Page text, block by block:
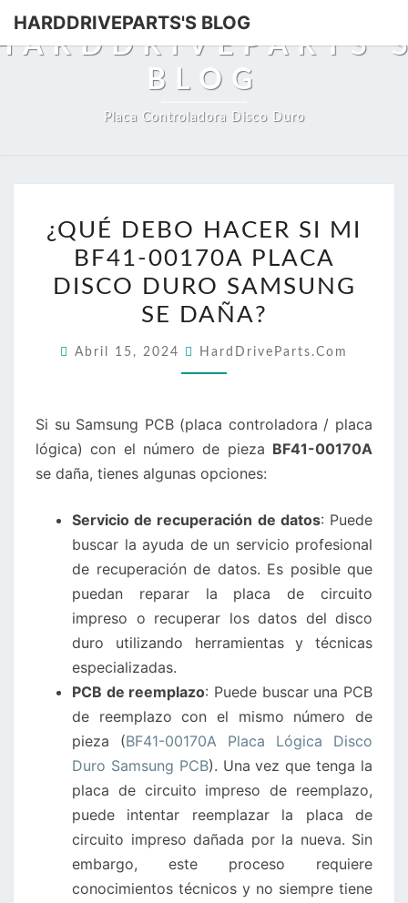
HARDDRIVEPARTS'S BLOG
BLOG
Placa Controladora Disco Duro
DEBO
HACER
SI
MI
00170A
DURO
SAMSUNG
SE
¿QUÉ DEBO HACER SI MI
BF41-00170A PLACA
DISCO DURO SAMSUNG
SE DAÑA?
Abril 15, 2024 HardDriveParts.com
Si su Samsung PCB (placa controladora / placa
lógica) con el número de pieza BF41-00170A
se daña, tienes algunas opciones:
Servicio de recuperación de datos: Puede
buscar la ayuda de un servicio profesional
de recuperación de datos. Es posible que
puedan reparar la placa de circuito
impreso o recuperar los datos del disco
duro utilizando herramientas y técnicas
especializadas.
PCB de reemplazo: Puede buscar una PCB
de reemplazo con el mismo número de
pieza (BF41-00170A Placa Lógica Disco
Duro Samsung PCB). Una vez que tenga la
placa de circuito impreso de reemplazo,
puede intentar reemplazar la placa de
circuito impreso dañada por la nueva. Sin
embargo, este proceso requiere
conocimientos técnicos y no siempre tiene